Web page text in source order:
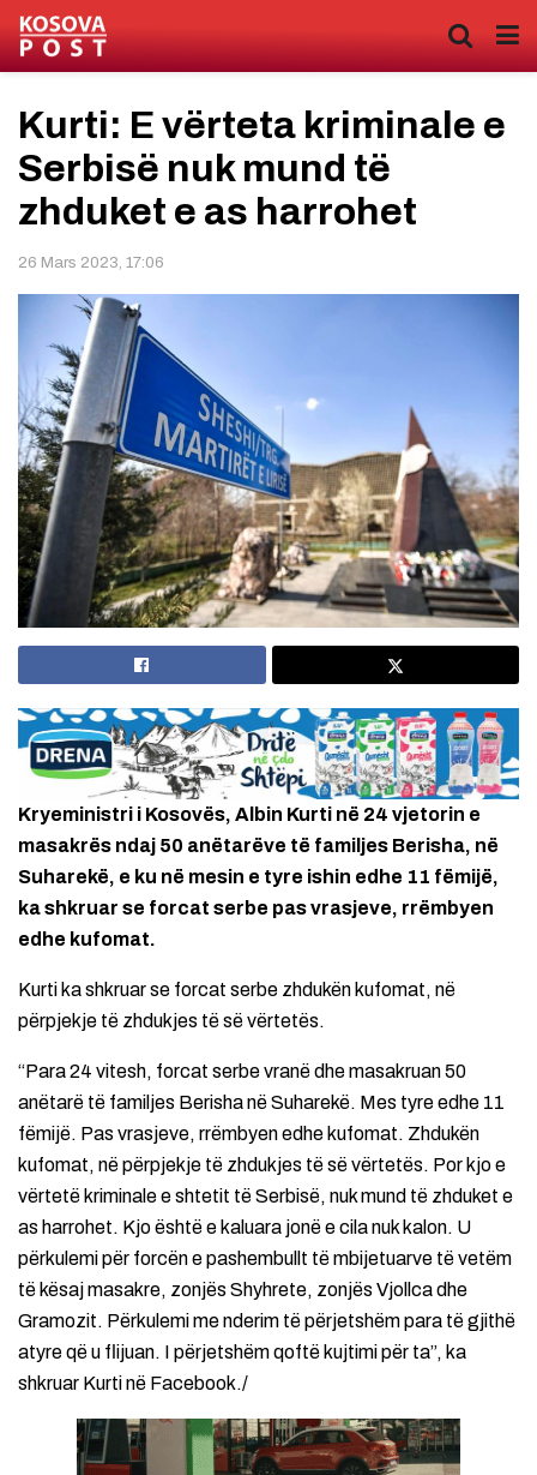
Kurti: E vërteta kriminale e
Serbisë nuk mund të
zhduket e as harrohet
26 Mars 2023, 17:06
Kryeministri i Kosovës, Albin Kurti në 24 vjetorin e
masakrës ndaj 50 anëtarëve të familjes Berisha, në
Suharekë, e ku në mesin e tyre ishin edhe 11 fëmijë,
ka shkruar se forcat serbe pas vrasjeve, rrëmbyen
edhe kufomat.
Kurti ka shkruar se forcat serbe zhdukën kufomat, në
përpjekje të zhdukjes të së vërtetës.
“Para 24 vitesh, forcat serbe vranë dhe masakruan 50
anëtarë të familjes Berisha në Suharekë. Mes tyre edhe 11
fëmijë. Pas vrasjeve, rrëmbyen edhe kufomat. Zhdukën
kufomat, në përpjekje të zhdukjes të së vërtetës. Por kjo e
vërtetë kriminale e shtetit të Serbisë, nuk mund të zhduket e
as harrohet. Kjo është e kaluara jonë e cila nuk kalon. U
përkulemi për forcën e pashembullt të mbijetuarve të vetëm
të kësaj masakre, zonjës Shyhrete, zonjës Vjollca dhe
Gramozit. Përkulemi me nderim të përjetshëm para të gjithë
atyre që u flijuan. I përjetshëm qoftë kujtimi për ta”, ka
shkruar Kurti në Facebook./